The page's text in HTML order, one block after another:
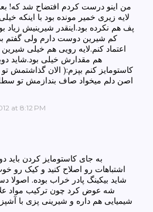
من اینو درست کردم افتضاح شد که!
لایه زیری خمیر مونده بود با اینکه
پف هم نکرده بود.اینقدر شیرینیش زیاد
کم شیرین دوست دارم ولی گفتم
اعتماد کنم.لایه رویی هم خیلی
هم مقدارش خیلی بود.شاید
کاستومایز کنم بپزم:( الان گذاشتمش تو
اصن دلم میخواد صاف بندازمش تو
at 8:12 PM
به جای کاستومایز کردن باید
اشتباهات رو اصلاح کنید و کیک رو
شاید بیکینگ پادر خراب بوده. اصولا
شه عوض کرد چون ترکیب مواد
شیمیایی هم داره و شیرینی پزی با